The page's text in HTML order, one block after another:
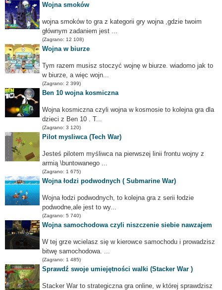
Wojna smoków
wojna smoków to gra z kategorii gry wojna ,gdzie twoim
głównym zadaniem jest ...
(Zagrano: 12 108)
Wojna w biurze
Tym razem musisz stoczyć wojnę w biurze. wiadomo jak to
w biurze, a więc wojn...
(Zagrano: 2 399)
Ben 10 wojna kosmiczna
Wojna kosmiczna czyli wojna w kosmosie to kolejna gra dla
dzieci z Ben 10 . T...
(Zagrano: 3 120)
Pilot mysliwca (Tech War)
Jesteś pilotem myśliwca na pierwszej linii frontu wojny z
armią \buntowanego ...
(Zagrano: 1 675)
Wojna łodzi podwodnych ( Submarine War)
Wojna łodzi podwodnych, to kolejna gra z serii łodzie
podwodne,ale jest to wy...
(Zagrano: 5 740)
Wojna samochodowa czyli niszczenie siebie nawzajem
W tej grze wcielasz się w kierowce samochodu i prowadzisz
bitwę samochodowa. ...
(Zagrano: 1 485)
Sprawdź swoje umiejętności walki (Stacker War )
Stacker War to strategiczna gra online, w której sprawdzisz